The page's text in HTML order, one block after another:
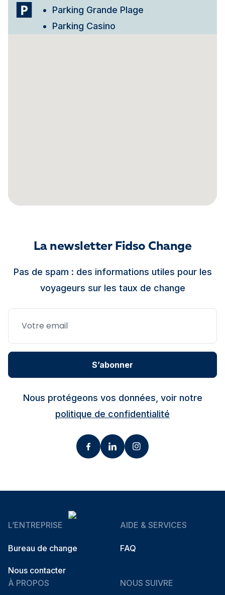
Parking Grande Plage
Parking Casino
La newsletter Fidso Change
Pas de spam : des informations utiles pour les
voyageurs sur les taux de change
S’abonner
Nous protégeons vos données, voir notre
politique de confidentialité
L’ENTREPRISE
Bureau de change
Nous contacter
AIDE & SERVICES
FAQ
À PROPOS NOUS SUIVRE